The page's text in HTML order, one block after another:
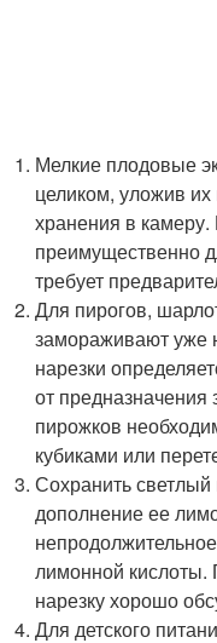
Мелкие плодовые
целиком, уложив
хранения в камеру.
преимущественно
требует
Для пирогов,
замораживают уже
нарезки
от предназначения
пирожков
кубиками или
Сохранить светлый
дополнение ее
лимонной
нарезку хорошо
Для детского